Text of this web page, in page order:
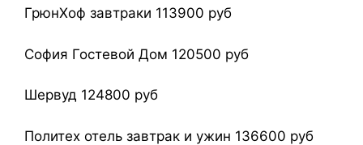
ГрюнХоф завтраки 113900 руб
София Гостевой Дом 120500 руб
Шервуд 124800 руб
Политех отель завтрак и ужин 136600 руб